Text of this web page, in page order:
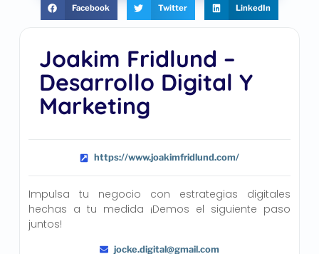
Joakim Fridlund –
Desarrollo Digital Y
Marketing
https://www.joakimfridlund.com/
Impulsa tu negocio con estrategias digitales
hechas a tu medida ¡Demos el siguiente paso
juntos!
jocke.digital@gmail.com
Facebook Twitter LinkedIn